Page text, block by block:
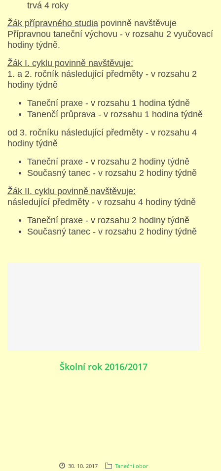
ZAMĚSTNÁNÍ
DOTACE
GDPR
ZUŠ Pohořelice
Pohořelice
691 23
© 2026 eStránky.cz |Tisk | Nahoru ↑
trvá 4 roky
Žák přípravného studia povinně navštěvuje
Přípravnou taneční výchovu - v rozsahu 2 vyučovací
hodiny týdně.
Žák I. cyklu povinně navštěvuje:
1. a 2. ročník následující předměty - v rozsahu 2
hodiny týdně
Taneční praxe - v rozsahu 1 hodina týdně
Tanenčí průprava - v rozsahu 1 hodina týdně
od 3. ročníku následující předměty - v rozsahu 4
hodiny týdně
Taneční praxe - v rozsahu 2 hodiny týdně
Současný tanec - v rozsahu 2 hodiny týdně
Žák II. cyklu povinně navštěvuje:
následující předměty - v rozsahu 4 hodiny týdně
Taneční praxe - v rozsahu 2 hodiny týdně
Současný tanec - v rozsahu 2 hodiny týdně
Školní rok 2016/2017
30. 10. 2017 Taneční obor